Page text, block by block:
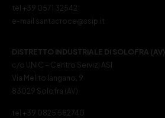
tel +39 0571 32542
e-mail santacroce@ssip.it
DISTRETTO INDUSTRIALE DI SOLOFRA (AV)
c/o UNIC – Centro Servizi ASI
Via Melito Iangano, 9
83029 Solofra (AV)
tel +39 0825 582740